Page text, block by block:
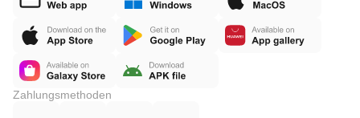
Zahlungsmethoden